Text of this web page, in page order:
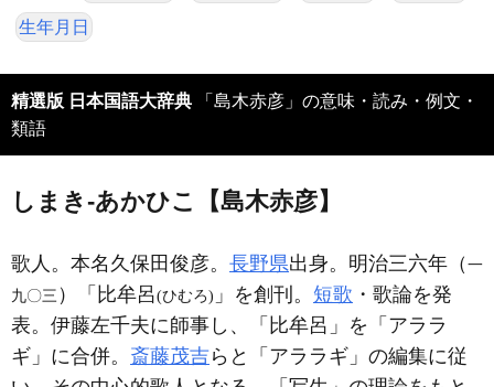
生年月日
精選版 日本国語大辞典
類語
しまき‐あかひこ【島木赤彦】
歌人。本名久保田俊彦。 長野県出身。明治三六年（一
九〇三 ）「比牟呂(ひむろ) 」を創刊。 短歌 ・歌論を発
表。伊藤左千夫に師事し、「比牟呂」を「アララ
ギ」に合併。 斎藤茂吉らと「アララギ」の編集に従